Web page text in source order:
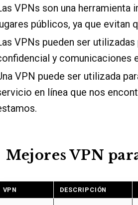
VPNs son una herramienta
públicos, ya que evitan
VPNs pueden ser
y comunicaciones
VPN puede ser utilizada
en línea que nos
Mejores VPN
VPN DESCRIPCIÓN